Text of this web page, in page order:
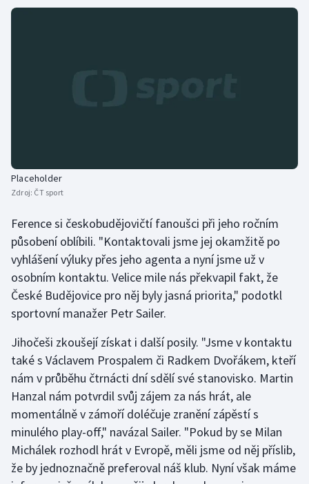
Volejbal
Placeholder
Zdroj: ČT sport
Ference si českobudějovičtí fanoušci při jeho ročním
působení oblíbili. "Kontaktovali jsme jej okamžitě po
vyhlášení výluky přes jeho agenta a nyní jsme už v
osobním kontaktu. Velice mile nás překvapil fakt, že
České Budějovice pro něj byly jasná priorita," podotkl
sportovní manažer Petr Sailer.
Jihočeši zkoušejí získat i další posily. "Jsme v kontaktu
také s Václavem Prospalem či Radkem Dvořákem, kteří
nám v průběhu čtrnácti dní sdělí své stanovisko. Martin
Hanzal nám potvrdil svůj zájem za nás hrát, ale
momentálně v zámoří doléčuje zranění zápěstí s
minulého play-off," navázal Sailer. "Pokud by se Milan
Michálek rozhodl hrát v Evropě, měli jsme od něj příslib,
že by jednoznačně preferoval náš klub. Nyní však máme